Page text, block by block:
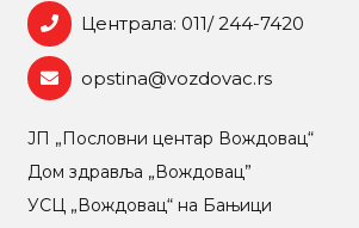
Централа: 011/ 244-7420
opstina@vozdovac.rs
ЈП „Пословни центар Вождовац“
Дом здравља „Вождовац”
УСЦ „Вождовац“ на Бањици